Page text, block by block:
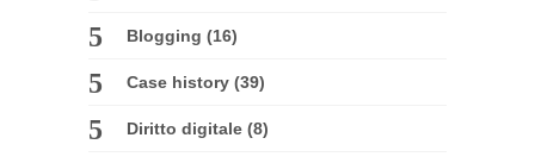
Blogging (16)
Case history (39)
Diritto digitale (8)